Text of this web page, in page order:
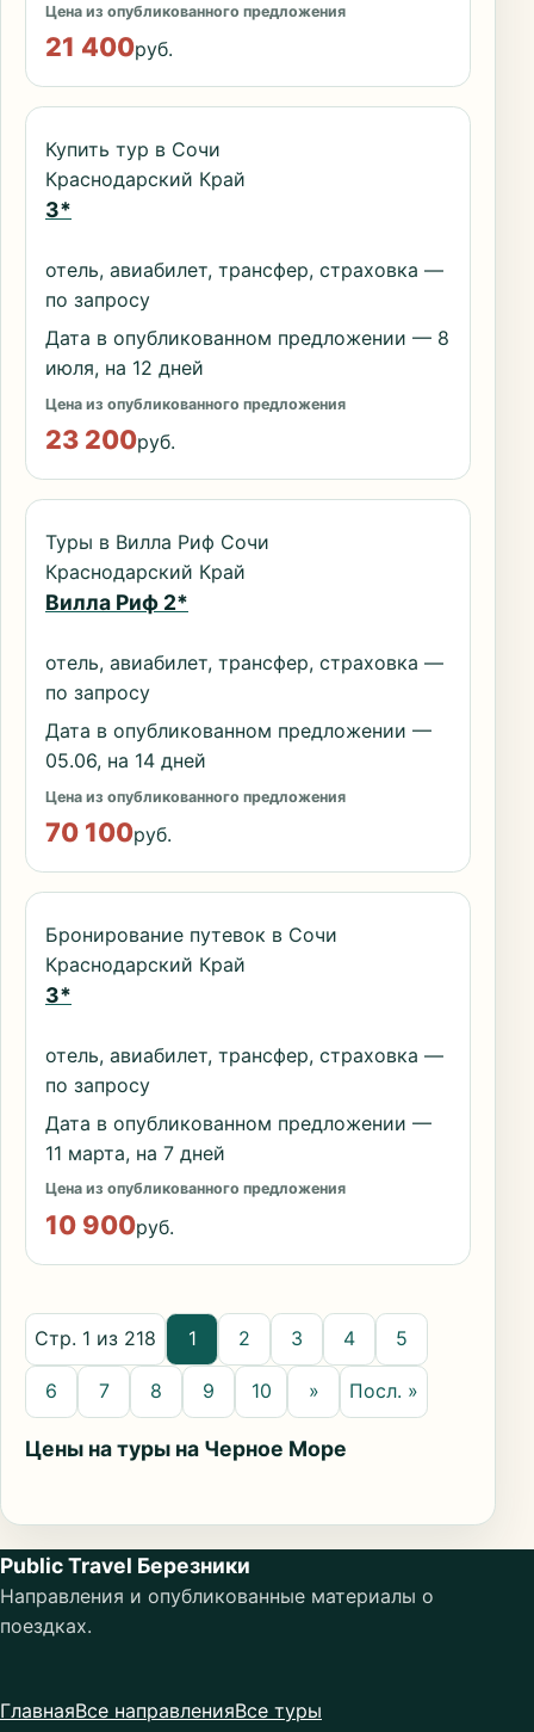
Цена из опубликованного предложения
21 400руб.
Купить тур в Сочи
Краснодарский Край
3*
отель, авиабилет, трансфер, страховка —
по запросу
Дата в опубликованном предложении — 8
июля, на 12 дней
Цена из опубликованного предложения
23 200руб.
Туры в Вилла Риф Сочи
Краснодарский Край
Вилла Риф 2*
отель, авиабилет, трансфер, страховка —
по запросу
Дата в опубликованном предложении —
05.06, на 14 дней
Цена из опубликованного предложения
70 100руб.
Бронирование путевок в Сочи
Краснодарский Край
3*
отель, авиабилет, трансфер, страховка —
по запросу
Дата в опубликованном предложении —
11 марта, на 7 дней
Цена из опубликованного предложения
10 900руб.
Стр. 1 из 218 1 2 3 4 5
6 7 8 9 10 » Посл. »
Цены на туры на Черное Море
Public Travel Березники
Направления и опубликованные материалы о
поездках.
ГлавнаяВсе направленияВсе туры